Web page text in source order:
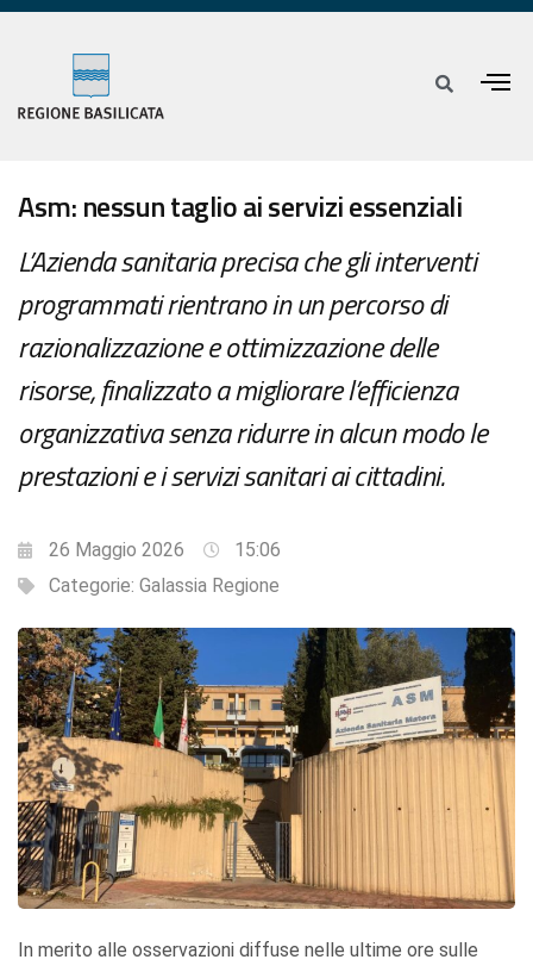
Asm: nessun taglio ai servizi essenziali
L’Azienda sanitaria precisa che gli interventi
programmati rientrano in un percorso di
razionalizzazione e ottimizzazione delle
risorse, finalizzato a migliorare l’efficienza
organizzativa senza ridurre in alcun modo le
prestazioni e i servizi sanitari ai cittadini.
26 Maggio 2026
15:06
Categorie: Galassia Regione
In merito alle osservazioni diffuse nelle ultime ore sulle